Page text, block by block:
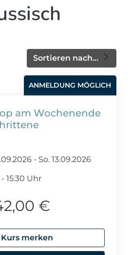
Sortieren nach...
ANMELDUNG MÖGLICH
am Wochenende
- So. 13.09.2026
- 15:30 Uhr
€
merken